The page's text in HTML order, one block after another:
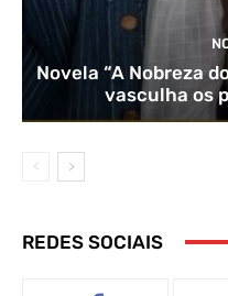
Novela “A Nobreza
vasculha os
REDES SOCIAIS